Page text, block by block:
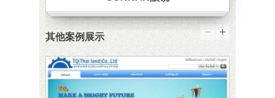
其他案例展示